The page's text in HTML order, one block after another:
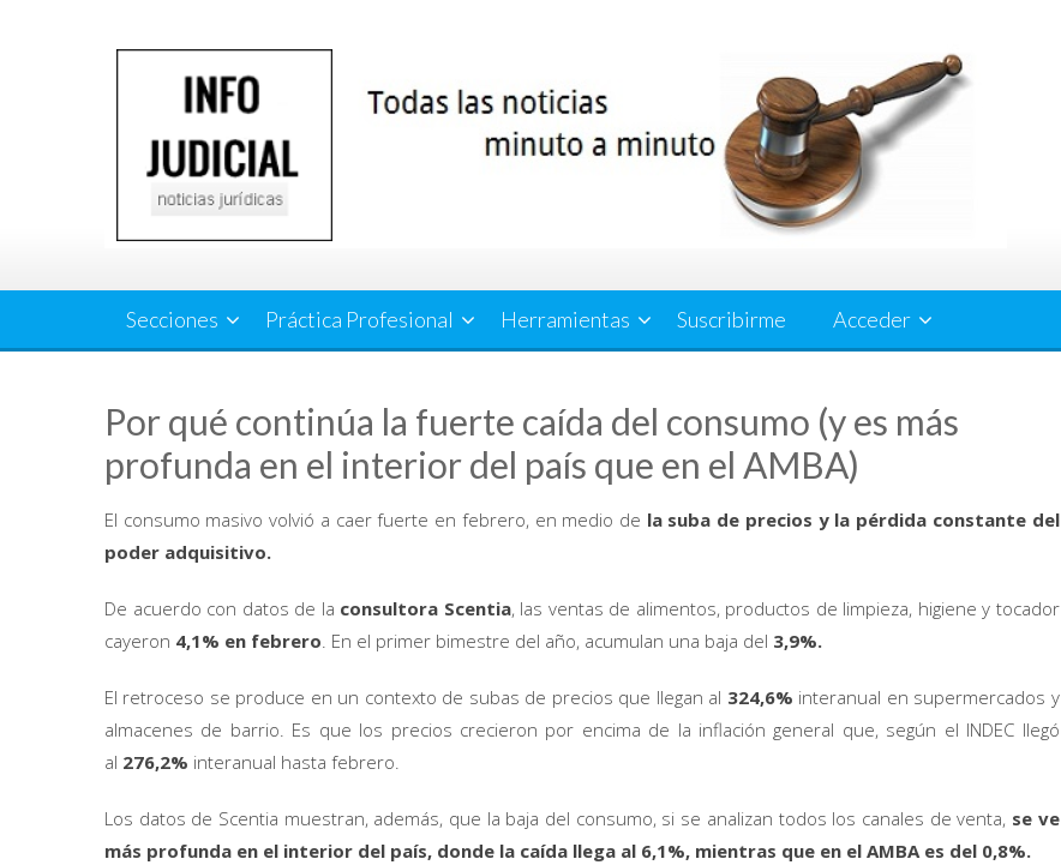
Secciones Práctica Profesional Herramientas Suscribirme Acceder
Por qué continúa la fuerte caída del consumo (y es más
profunda en el interior del país que en el AMBA)
El consumo masivo volvió a caer fuerte en febrero, en medio de la suba de precios y la pérdida constante del
poder adquisitivo.
De acuerdo con datos de la consultora Scentia, las ventas de alimentos, productos de limpieza, higiene y tocador
cayeron 4,1% en febrero. En el primer bimestre del año, acumulan una baja del 3,9%.
El retroceso se produce en un contexto de subas de precios que llegan al 324,6% interanual en supermercados y
almacenes de barrio. Es que los precios crecieron por encima de la inflación general que, según el INDEC llegó
al 276,2% interanual hasta febrero.
Los datos de Scentia muestran, además, que la baja del consumo, si se analizan todos los canales de venta, se ve
más profunda en el interior del país, donde la caída llega al 6,1%, mientras que en el AMBA es del 0,8%.